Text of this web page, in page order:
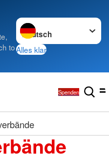
to
Sprache wechseln zu
Alles klar
Spenden